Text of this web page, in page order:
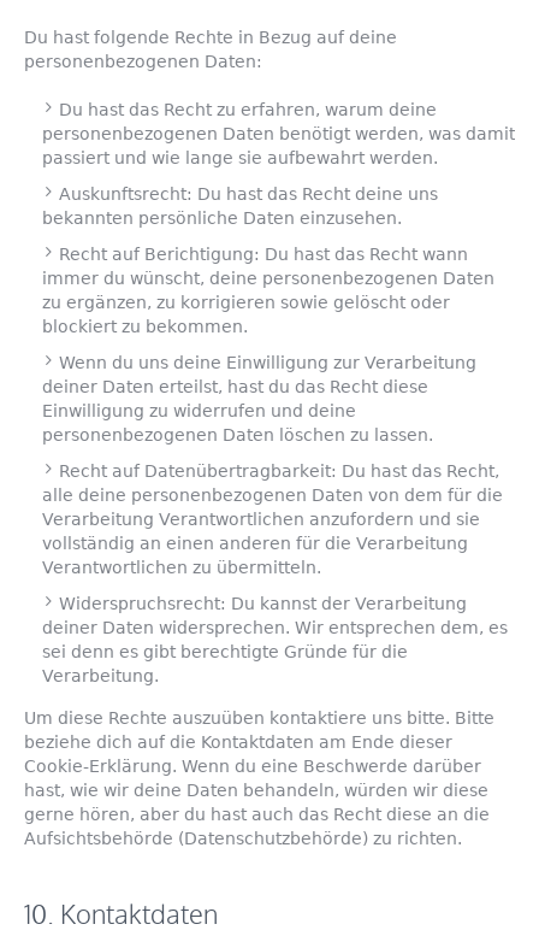
Du hast folgende Rechte in Bezug auf deine
personenbezogenen Daten:
Du hast das Recht zu erfahren, warum deine
personenbezogenen Daten benötigt werden, was damit
passiert und wie lange sie aufbewahrt werden.
Auskunftsrecht: Du hast das Recht deine uns
bekannten persönliche Daten einzusehen.
Recht auf Berichtigung: Du hast das Recht wann
immer du wünscht, deine personenbezogenen Daten
zu ergänzen, zu korrigieren sowie gelöscht oder
blockiert zu bekommen.
Wenn du uns deine Einwilligung zur Verarbeitung
deiner Daten erteilst, hast du das Recht diese
Einwilligung zu widerrufen und deine
personenbezogenen Daten löschen zu lassen.
Recht auf Datenübertragbarkeit: Du hast das Recht,
alle deine personenbezogenen Daten von dem für die
Verarbeitung Verantwortlichen anzufordern und sie
vollständig an einen anderen für die Verarbeitung
Verantwortlichen zu übermitteln.
Widerspruchsrecht: Du kannst der Verarbeitung
deiner Daten widersprechen. Wir entsprechen dem, es
sei denn es gibt berechtigte Gründe für die
Verarbeitung.
Um diese Rechte auszuüben kontaktiere uns bitte. Bitte
beziehe dich auf die Kontaktdaten am Ende dieser
Cookie-Erklärung. Wenn du eine Beschwerde darüber
hast, wie wir deine Daten behandeln, würden wir diese
gerne hören, aber du hast auch das Recht diese an die
Aufsichtsbehörde (Datenschutzbehörde) zu richten.
10. Kontaktdaten